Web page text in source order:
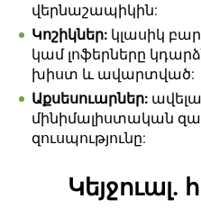
վերնաշապիկին:
Կոշիկներ: կլասիկ
կամ լոֆերները
խիստ և ավարտված:
Աքսեսուարներ:
մինիմալիստական
զուսպությունը:
Կեյջուալ.